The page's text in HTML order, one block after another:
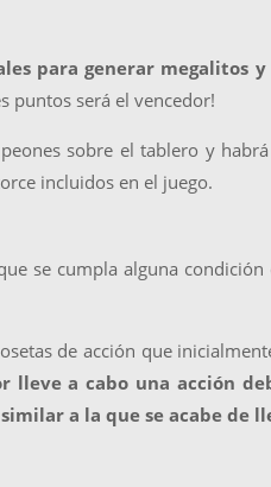
para generar megalitos
puntos será el vencedor!
sobre el tablero y
incluidos en el juego.
se cumpla alguna
de acción que
lleve a cabo una acción
a la que se acabe de